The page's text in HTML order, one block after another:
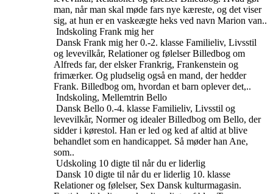
man, når man skal møde fars nye kæreste, og det viser
sig, at hun er en vaskeægte heks ved navn Marion van..
Indskoling Frank mig her
Dansk Frank mig her 0.-2. klasse Familieliv, Livsstil
og levevilkår, Relationer og følelser Billedbog om
Alfreds far, der elsker Frankrig, Frankenstein og
frimærker. Og pludselig også en mand, der hedder
Frank. Billedbog om, hvordan et barn oplever det,..
Indskoling, Mellemtrin Bello
Dansk Bello 0.-4. klasse Familieliv, Livsstil og
levevilkår, Normer og idealer Billedbog om Bello, der
sidder i kørestol. Han er led og ked af altid at blive
behandlet som en handicappet. Så møder han Ane,
som..
Udskoling 10 digte til når du er liderlig
Dansk 10 digte til når du er liderlig 10. klasse
Relationer og følelser, Sex Dansk kulturmagasin.